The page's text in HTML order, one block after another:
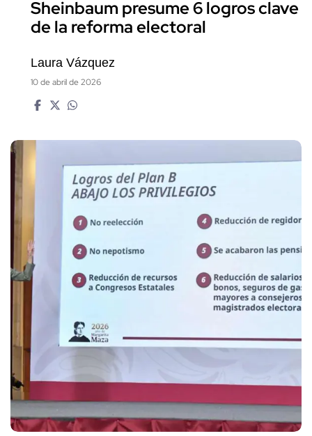
Sheinbaum presume 6 logros clave
de la reforma electoral
Laura Vázquez
10 de abril de 2026